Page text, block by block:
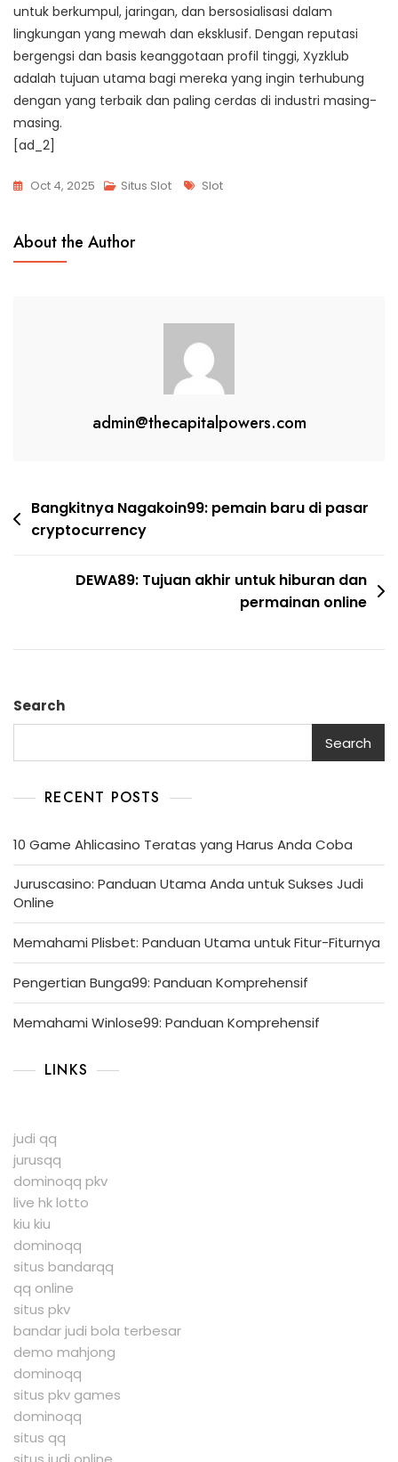
untuk berkumpul, jaringan, dan bersosialisasi dalam
lingkungan yang mewah dan eksklusif. Dengan reputasi
bergengsi dan basis keanggotaan profil tinggi, Xyzklub
adalah tujuan utama bagi mereka yang ingin terhubung
dengan yang terbaik dan paling cerdas di industri masing-
masing.
[ad_2]
Oct 4, 2025 Situs Slot Tags
Slot
About the Author
admin@thecapitalpowers.com
Post
navigation
Bangkitnya Nagakoin99: pemain baru di pasar
cryptocurrency
DEWA89: Tujuan akhir untuk hiburan dan
permainan online
Search
Search
RECENT POSTS
10 Game Ahlicasino Teratas yang Harus Anda Coba
Juruscasino: Panduan Utama Anda untuk Sukses Judi
Online
Memahami Plisbet: Panduan Utama untuk Fitur-Fiturnya
Pengertian Bunga99: Panduan Komprehensif
Memahami Winlose99: Panduan Komprehensif
LINKS
judi qq
jurusqq
dominoqq pkv
live hk lotto
kiu kiu
dominoqq
situs bandarqq
qq online
situs pkv
bandar judi bola terbesar
demo mahjong
dominoqq
situs pkv games
dominoqq
situs qq